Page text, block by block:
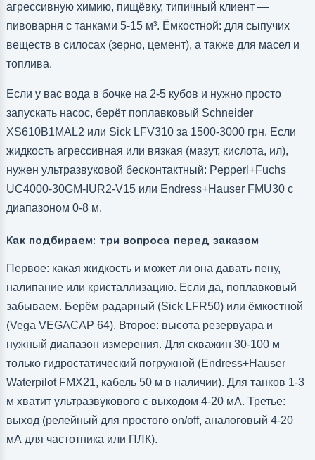
агрессивную химию, пищёвку, типичный клиент —
пивоварня с танками 5-15 м³. Ёмкостной: для сыпучих
веществ в силосах (зерно, цемент), а также для масел и
топлива.
Если у вас вода в бочке на 2-5 кубов и нужно просто
запускать насос, берёт поплавковый Schneider
XS610B1MAL2 или Sick LFV310 за 1500-3000 грн. Если
жидкость агрессивная или вязкая (мазут, кислота, ил),
нужен ультразвуковой бесконтактный: Pepperl+Fuchs
UC4000-30GM-IUR2-V15 или Endress+Hauser FMU30 с
диапазоном 0-8 м.
Как подбираем: три вопроса перед заказом
Первое: какая жидкость и может ли она давать пену,
налипание или кристаллизацию. Если да, поплавковый
забываем. Берём радарный (Sick LFR50) или ёмкостной
(Vega VEGACAP 64). Второе: высота резервуара и
нужный диапазон измерения. Для скважин 30-100 м
только гидростатический погружной (Endress+Hauser
Waterpilot FMX21, кабель 50 м в наличии). Для танков 1-3
м хватит ультразвукового с выходом 4-20 мА. Третье:
выход (релейный для простого on/off, аналоговый 4-20
мА для частотника или ПЛК).